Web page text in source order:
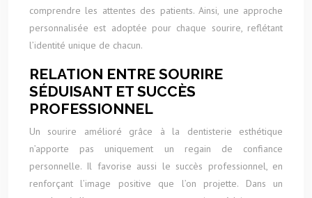
comprendre les attentes des patients. Ainsi, une approche
personnalisée est adoptée pour chaque sourire, reflétant
l’identité unique de chacun.
RELATION ENTRE SOURIRE
SÉDUISANT ET SUCCÈS
PROFESSIONNEL
Un sourire amélioré grâce à la dentisterie esthétique
n’apporte pas uniquement un regain de confiance
personnelle. Il favorise aussi le succès professionnel, en
renforçant l’image positive que l’on projette. Dans un